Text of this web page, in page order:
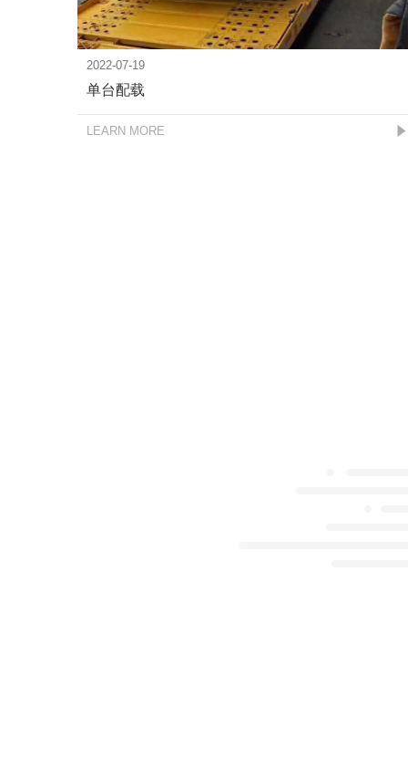
2022-07-19
单台配载
LEARN MORE